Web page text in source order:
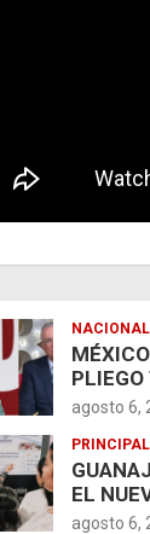
NACIONAL
agosto 6,
PRINCIPAL
EL
agosto 6,